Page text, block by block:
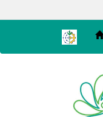
navigation